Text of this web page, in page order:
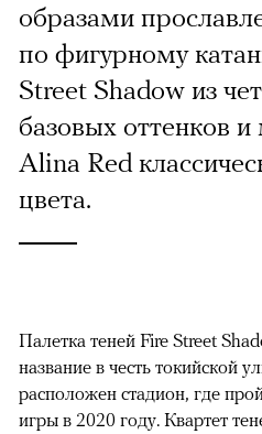
образами
по фигурному
Street Shadow из
базовых оттенков
Alina Red
цвета.
Палетка теней Fire Street
название в честь токийской
расположен стадион, где
игры в 2020 году. Квартет